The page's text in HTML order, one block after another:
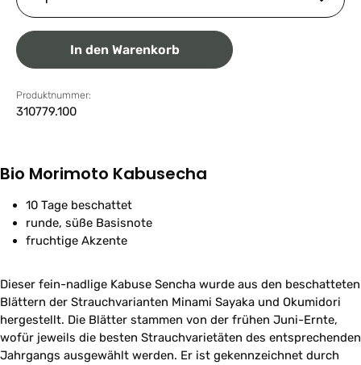
In den Warenkorb
Produktnummer:
310779.100
Bio Morimoto Kabusecha
10 Tage beschattet
runde, süße Basisnote
fruchtige Akzente
Dieser fein-nadlige Kabuse Sencha wurde aus den beschatteten
Blättern der Strauchvarianten Minami Sayaka und Okumidori
hergestellt. Die Blätter stammen von der frühen Juni-Ernte,
wofür jeweils die besten Strauchvarietäten des entsprechenden
Jahrgangs ausgewählt werden. Er ist gekennzeichnet durch